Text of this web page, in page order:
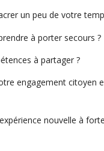
un peu de votre
à porter secours ?
à partager ?
engagement citoyen
nouvelle à